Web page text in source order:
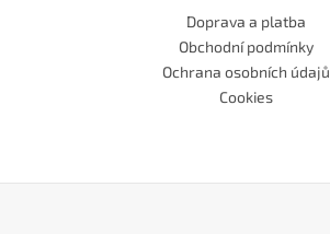
Doprava a platba
Obchodní podmínky
Ochrana osobních údajů
Cookies